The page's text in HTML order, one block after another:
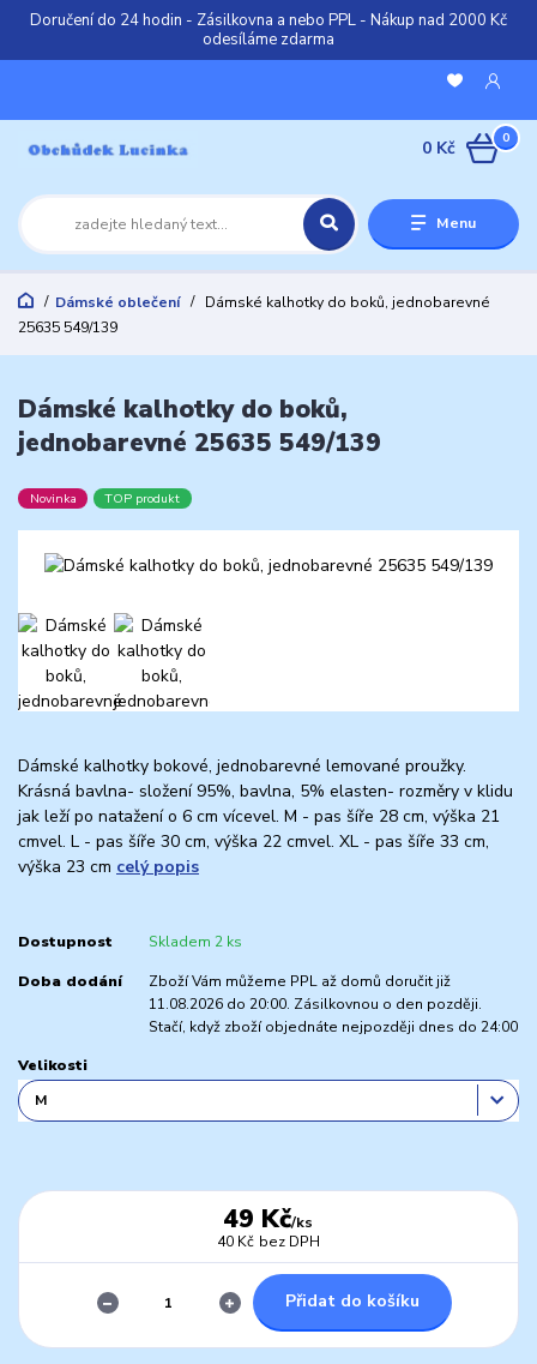
Doručení do 24 hodin - Zásilkovna a nebo PPL - Nákup nad 2000 Kč
odesíláme zdarma
Menu
0
0 Kč
Dámské oblečení
Dámské kalhotky do boků, jednobarevné
25635 549/139
Dámské kalhotky do boků,
jednobarevné 25635 549/139
Novinka TOP produkt
Dámské kalhotky bokové, jednobarevné lemované proužky.
Krásná bavlna- složení 95%, bavlna, 5% elasten- rozměry v klidu
jak leží po natažení o 6 cm vícevel. M - pas šíře 28 cm, výška 21
cmvel. L - pas šíře 30 cm, výška 22 cmvel. XL - pas šíře 33 cm,
výška 23 cm celý popis
Dostupnost Skladem 2 ks
Doba dodání
Zboží Vám můžeme PPL až domů doručit již
11.08.2026 do 20:00. Zásilkovnou o den později.
Stačí, když zboží objednáte nejpozději dnes do 24:00
Velikosti
49 Kč/ks
40 Kč bez DPH
Přidat do košíku